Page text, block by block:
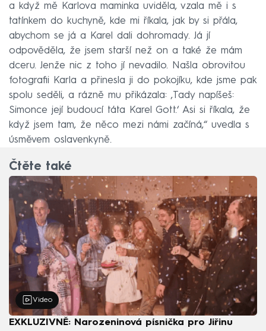
a když mě Karlova maminka uviděla, vzala mě i s
tatínkem do kuchyně, kde mi říkala, jak by si přála,
abychom se já a Karel dali dohromady. Já jí
odpověděla, že jsem starší než on a také že mám
dceru. Jenže nic z toho jí nevadilo. Našla obrovitou
fotografii Karla a přinesla ji do pokojíku, kde jsme pak
spolu seděli, a rázně mu přikázala: ,Tady napíšeš:
Simonce její budoucí táta Karel Gott.‘ Asi si říkala, že
když jsem tam, že něco mezi námi začíná,“ uvedla s
úsměvem oslavenkyně.
Čtěte také
Video
EXKLUZIVNĚ: Narozeninová písnička pro Jiřinu